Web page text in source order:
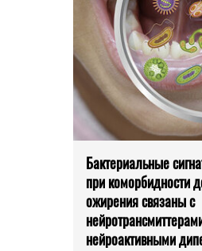
Бактериальные
при коморбидности
ожирения связаны с
нейроактивными